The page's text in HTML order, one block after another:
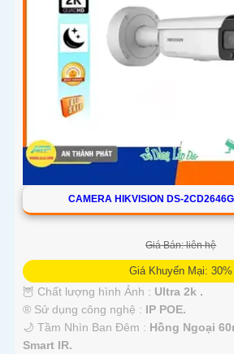
CAMERA HIKVISION DS-
Giá Bán: liên hệ
Giá Khuyến Mại: 30%
🦉 Chất lượng hình Ảnh : Ultra 2k .
®️ Sử dụng công nghệ : IP POE.
🌙 Tầm Nhìn Ban Đêm : Hồng Ngoại
Smart IR.